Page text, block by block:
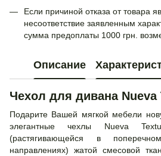
Если причиной отказа от товара
несоответствие заявленным
сумма предоплаты 1000 грн.
Описание
Чехол для дивана Nueva
Подарите Вашей мягкой мебели
элегантные чехлы Nueva
(растягивающейся в
направлениях) жатой смесовой